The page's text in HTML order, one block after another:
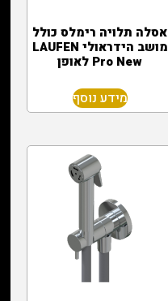
אסלה תלויה רימלס כולל
מושב הידראולי LAUFEN
Pro New לאופן
מידע נוסף